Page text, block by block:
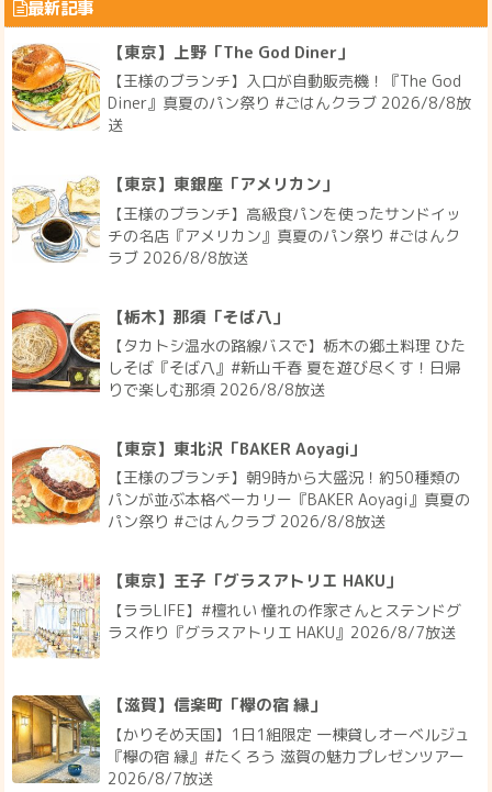
最新記事
【東京】上野「The God Diner」
【王様のブランチ】入口が自動販売機！『The God
Diner』真夏のパン祭り #ごはんクラブ 2026/8/8放
送
【東京】東銀座「アメリカン」
【王様のブランチ】高級食パンを使ったサンドイッ
チの名店『アメリカン』真夏のパン祭り #ごはんク
ラブ 2026/8/8放送
【栃木】那須「そば八」
【タカトシ温水の路線バスで】栃木の郷土料理 ひた
しそば『そば八』#新山千春 夏を遊び尽くす！日帰
りで楽しむ那須 2026/8/8放送
【東京】東北沢「BAKER Aoyagi」
【王様のブランチ】朝9時から大盛況！約50種類の
パンが並ぶ本格ベーカリー『BAKER Aoyagi』真夏の
パン祭り #ごはんクラブ 2026/8/8放送
【東京】王子「グラスアトリエ HAKU」
【ララLIFE】#檀れい 憧れの作家さんとステンドグ
ラス作り『グラスアトリエ HAKU』2026/8/7放送
【滋賀】信楽町「欅の宿 縁」
【かりそめ天国】1日1組限定 一棟貸しオーベルジュ
『欅の宿 縁』#たくろう 滋賀の魅力プレゼンツアー
2026/8/7放送